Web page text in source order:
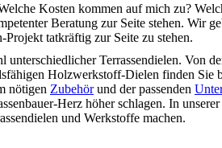
Kosten kommen auf mich zu?
Beratung zur Seite stehen. Wir
tatkräftig zur Seite zu stehen.
Terrassendielen. Von
Holzwerkstoff-Dielen finden Sie
nötigen Zubehör und der passenden
Herz höher schlagen. In unserer
und Werkstoffe machen.